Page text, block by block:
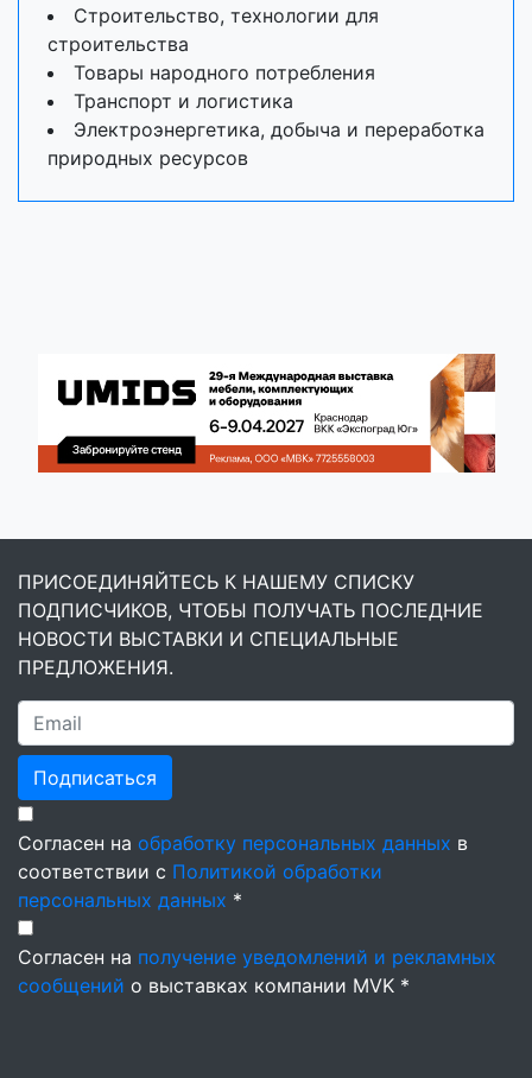
Строительство, технологии для
строительства
Товары народного потребления
Транспорт и логистика
Электроэнергетика, добыча и переработка
природных ресурсов
ПРИСОЕДИНЯЙТЕСЬ К НАШЕМУ СПИСКУ
ПОДПИСЧИКОВ, ЧТОБЫ ПОЛУЧАТЬ ПОСЛЕДНИЕ
НОВОСТИ ВЫСТАВКИ И СПЕЦИАЛЬНЫЕ
ПРЕДЛОЖЕНИЯ.
Подписаться
Согласен на обработку персональных данных в
соответствии с Политикой обработки
персональных данных *
Согласен на получение уведомлений и рекламных
сообщений о выставках компании MVK *